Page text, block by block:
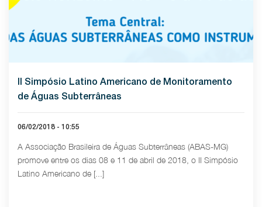
II Simpósio Latino Americano de Monitoramento
de Águas Subterrâneas
06/02/2018 - 10:55
A Associação Brasileira de Águas Subterrâneas (ABAS-MG)
promove entre os dias 08 e 11 de abril de 2018, o II Simpósio
Latino Americano de [...]